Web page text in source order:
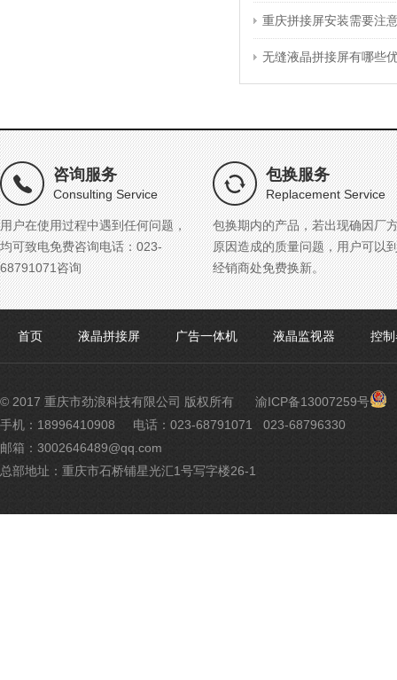
重庆拼接屏安装需要注
无缝液晶拼接屏有哪些
咨询服务
Consulting Service
用户在使用过程中遇到任何问题，
均可致电免费咨询电话：023-
68791071咨询
包换服务
Replacement Service
包换期内的产品，若出现确因厂
原因造成的质量问题，用户可以
经销商处免费换新。
首页 液晶拼接屏 广告一体机 液晶监视器 控
© 2017 重庆市劲浪科技有限公司 版权所有 渝ICP备13007259号 渝
手机：18996410908
电话：023-68791071 023-68796330
邮箱：3002646489@qq.com
总部地址：重庆市石桥铺星光汇1号写字楼26-1